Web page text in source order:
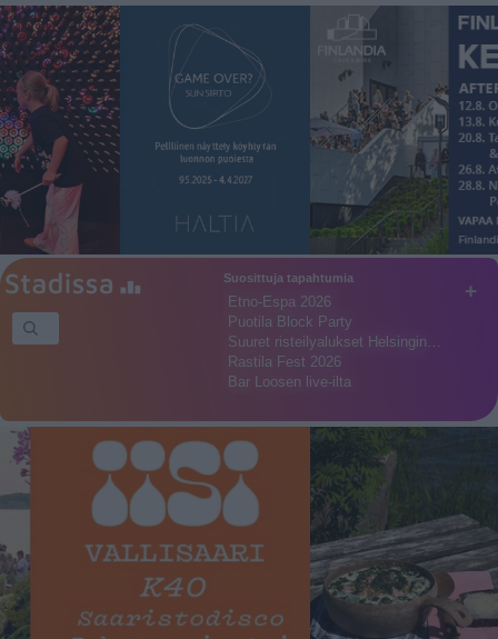
+
Suosittuja tapahtumia
Etno-Espa 2026
Puotila Block Party
Suuret risteilyalukset Helsingin…
Rastila Fest 2026
Bar Loosen live-ilta